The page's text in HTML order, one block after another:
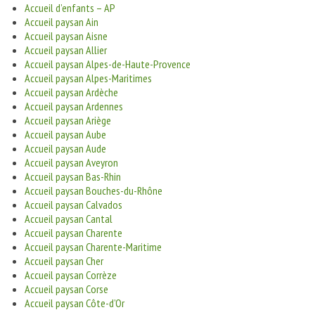
Accueil d’enfants – AP
Accueil paysan Ain
Accueil paysan Aisne
Accueil paysan Allier
Accueil paysan Alpes-de-Haute-Provence
Accueil paysan Alpes-Maritimes
Accueil paysan Ardèche
Accueil paysan Ardennes
Accueil paysan Ariège
Accueil paysan Aube
Accueil paysan Aude
Accueil paysan Aveyron
Accueil paysan Bas-Rhin
Accueil paysan Bouches-du-Rhône
Accueil paysan Calvados
Accueil paysan Cantal
Accueil paysan Charente
Accueil paysan Charente-Maritime
Accueil paysan Cher
Accueil paysan Corrèze
Accueil paysan Corse
Accueil paysan Côte-d’Or